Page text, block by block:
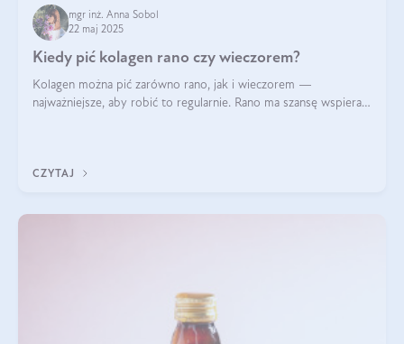
mgr inż. Anna Sobol
22 maj 2025
Kiedy pić kolagen rano czy wieczorem?
Kolagen można pić zarówno rano, jak i wieczorem —
najważniejsze, aby robić to regularnie. Rano ma szansę wspierać
CZYTAJ